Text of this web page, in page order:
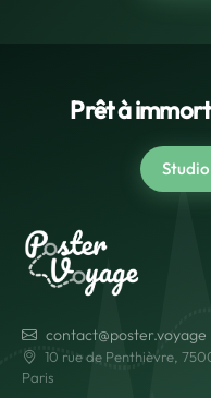
Prêt à
contact@poster.voyage
10 rue de Penthièvre,
Paris